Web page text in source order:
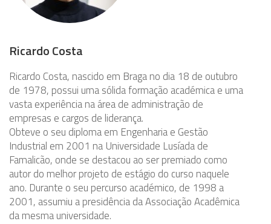
Ricardo Costa
Ricardo Costa, nascido em Braga no dia 18 de outubro
de 1978, possui uma sólida formação académica e uma
vasta experiência na área de administração de
empresas e cargos de liderança.
Obteve o seu diploma em Engenharia e Gestão
Industrial em 2001 na Universidade Lusíada de
Famalicão, onde se destacou ao ser premiado como
autor do melhor projeto de estágio do curso naquele
ano. Durante o seu percurso académico, de 1998 a
2001, assumiu a presidência da Associação Acadêmica
da mesma universidade.